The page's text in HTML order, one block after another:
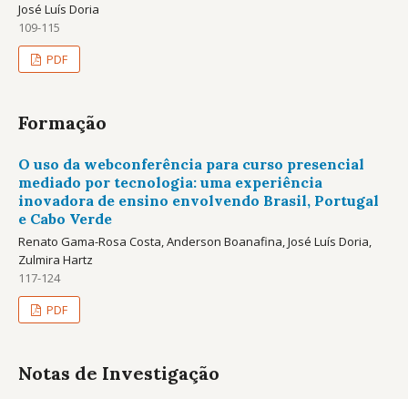
José Luís Doria
109-115
PDF
Formação
O uso da webconferência para curso presencial
mediado por tecnologia: uma experiência
inovadora de ensino envolvendo Brasil, Portugal
e Cabo Verde
Renato Gama-Rosa Costa, Anderson Boanafina, José Luís Doria,
Zulmira Hartz
117-124
PDF
Notas de Investigação